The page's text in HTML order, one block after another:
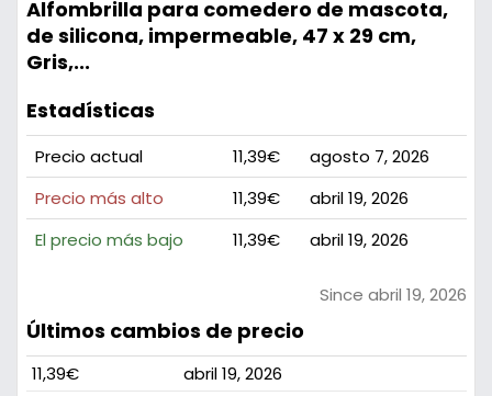
Alfombrilla para comedero de mascota,
de silicona, impermeable, 47 x 29 cm,
Gris,...
Estadísticas
Precio actual 11,39€
agosto 7, 2026
Precio más alto
11,39€
abril 19, 2026
El precio más bajo
11,39€ abril 19, 2026
Since abril 19, 2026
Últimos cambios de precio
11,39€ abril 19, 2026